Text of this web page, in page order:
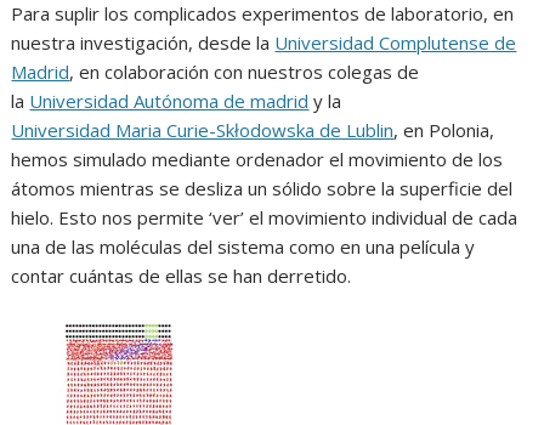
Para suplir los complicados experimentos de laboratorio, en
nuestra investigación, desde la Universidad Complutense de
Madrid, en colaboración con nuestros colegas de
la Universidad Autónoma de madrid y la
Universidad Maria Curie-Skłodowska de Lublin, en Polonia,
hemos simulado mediante ordenador el movimiento de los
átomos mientras se desliza un sólido sobre la superficie del
hielo. Esto nos permite ‘ver’ el movimiento individual de cada
una de las moléculas del sistema como en una película y
contar cuántas de ellas se han derretido.